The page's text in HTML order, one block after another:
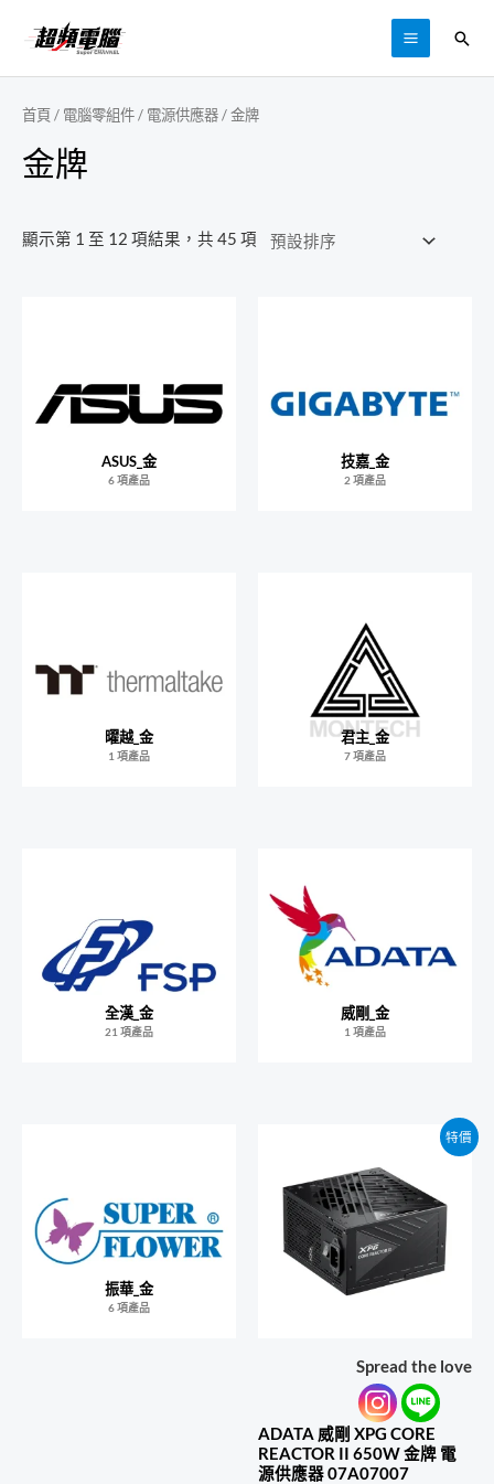
主
MAIN
搜
尋
首頁/ 電腦零組件/ 電源供應器/ 金牌
金牌
顯示第 1 至 12 項結果，共 45 項
ASUS_金
6 項產品
技嘉_金
2 項產品
曜越_金
1 項產品
君主_金
7 項產品
全漢_金
21 項產品
威剛_金
1 項產品
振華_金
6 項產品
特價
Spread the love
ADATA 威剛 XPG CORE
REACTOR II 650W 金牌 電
源供應器 07A07007